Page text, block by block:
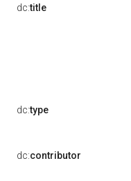
dc:title
dc:type
dc:contributor